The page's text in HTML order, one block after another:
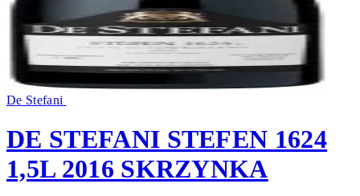
De Stefani
DE STEFANI STEFEN 1624
1,5L 2016 SKRZYNKA